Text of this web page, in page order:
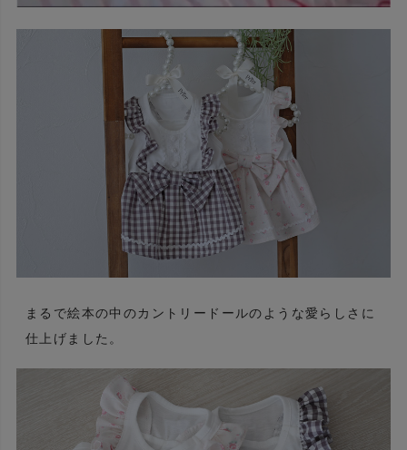
まるで絵本の中のカントリードールのような愛らしさに
仕上げました。